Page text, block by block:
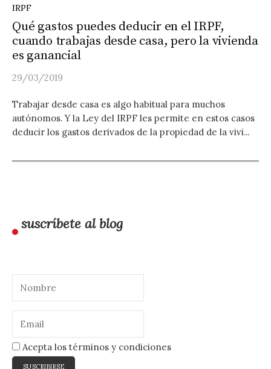
IRPF
Qué gastos puedes deducir en el IRPF,
cuando trabajas desde casa, pero la vivienda
es ganancial
29/03/2019
Trabajar desde casa es algo habitual para muchos
autónomos. Y la Ley del IRPF les permite en estos casos
deducir los gastos derivados de la propiedad de la vivi...
suscríbete al blog
Acepta los términos y condiciones